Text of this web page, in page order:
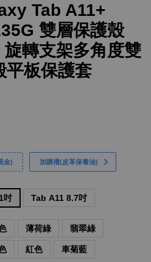
Tab A11+
雙層保護殼
轉支架多角度雙
平板保護套
金) 加購禮(皮革保養油)
吋 Tab A11 8.7吋
薄荷綠 翡翠綠
紅色 車菊藍